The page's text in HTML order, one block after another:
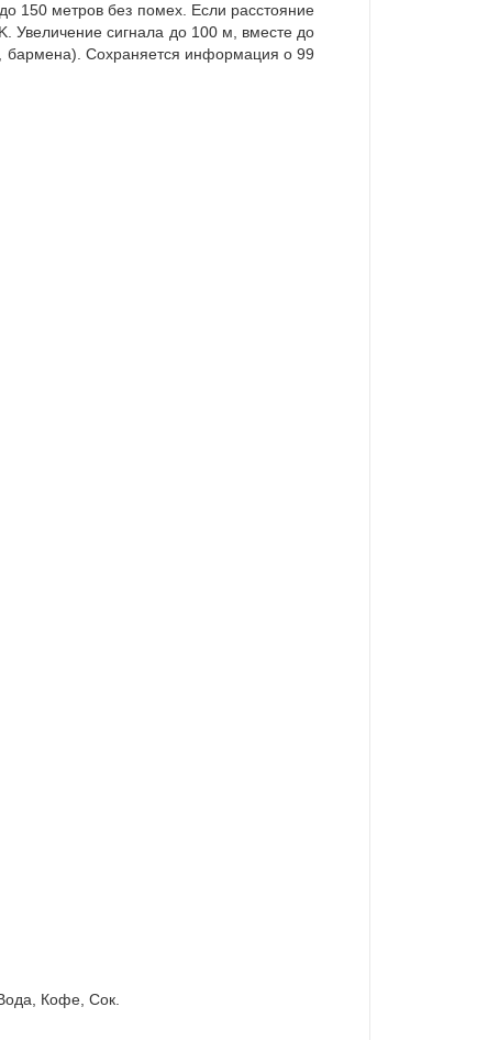
150 метров без помех. Если расстояние
Увеличение сигнала до 100 м, вместе до
бармена). Сохраняется информация о 99
Кофе, Сок.